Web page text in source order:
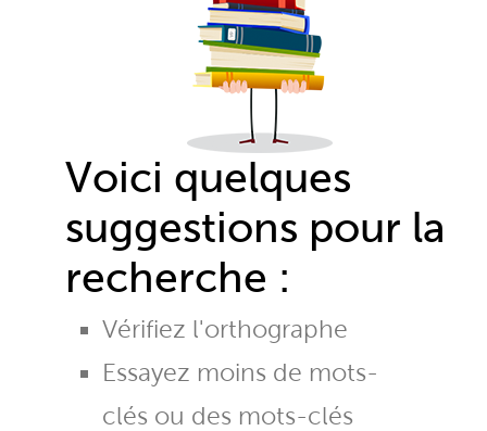
Voici quelques
suggestions pour la
recherche :
Vérifiez l'orthographe
Essayez moins de mots-
clés ou des mots-clés